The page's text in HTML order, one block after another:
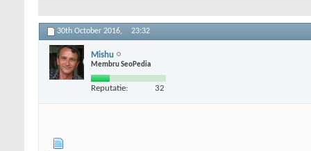
30th October 2016, 23:32
Mishu
Membru SeoPedia
Reputatie: 32